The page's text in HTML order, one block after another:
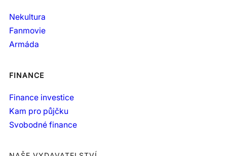
Nekultura
Fanmovie
Armáda
FINANCE
Finance investice
Kam pro půjčku
Svobodné finance